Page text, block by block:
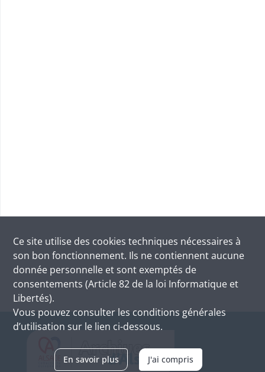
Ce site utilise des cookies techniques nécessaires à
son bon fonctionnement. Ils ne contiennent aucune
donnée personnelle et sont exemptés de
consentements (Article 82 de la loi Informatique et
Libertés).
Vous pouvez consulter les conditions générales
d’utilisation sur le lien ci-dessous.
En savoir plus J'ai compris